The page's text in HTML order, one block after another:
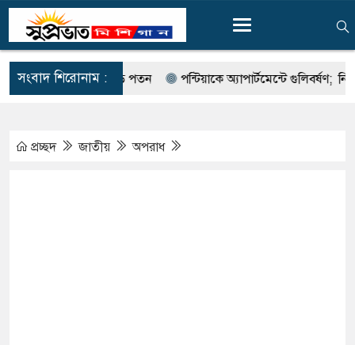
সংবাদ শিরোনাম :
দামে বড় পতন পন্টিয়াকে অ্যাপার্টমেন্টে গুলিবর্ষণ; নিহত
প্রচ্ছদ জাতীয় অপরাধ